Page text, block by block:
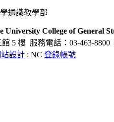
University College of General
5 樓 服務電話：03-463-
設計 : NC 登錄帳號